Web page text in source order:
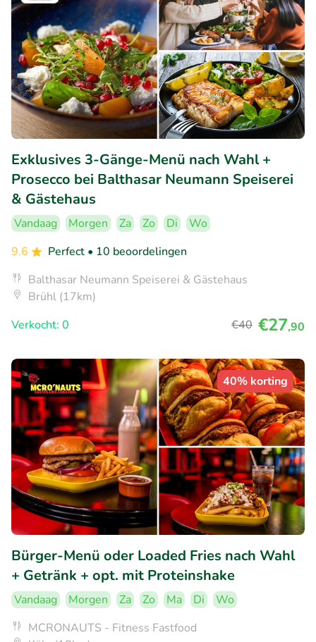
Exklusives 3-Gänge-Menü nach Wahl +
Prosecco bei Balthasar Neumann Speiserei
& Gästehaus
Vandaag Morgen Za Zo Di
Wo
9.6
Perfect • 10 beoordelingen
Balthasar Neumann Speiserei & Gästehaus
Brühl (17km)
Verkocht: 0
€40 €27,90
40% korting
Bürger-Menü oder Loaded Fries nach Wahl
+ Getränk + opt. mit Proteinshake
Vandaag Morgen Za Zo Ma Di
Wo
MCRONAUTS - Fitness Fastfood